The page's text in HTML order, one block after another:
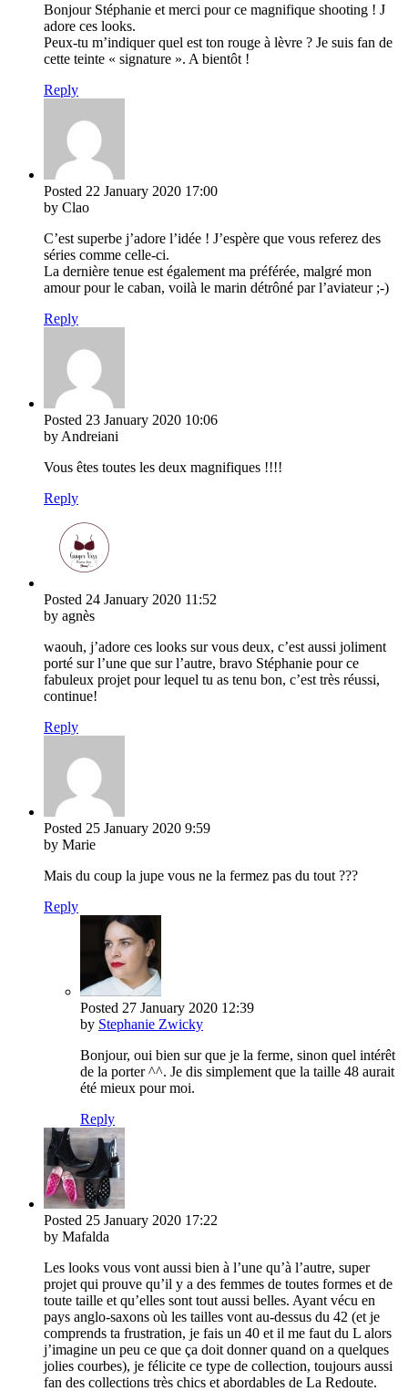
Bonjour Stéphanie et merci pour ce magnifique shooting ! J
adore ces looks.
Peux-tu m’indiquer quel est ton rouge à lèvre ? Je suis fan de
cette teinte « signature ». A bientôt !
Reply
Posted 22 January 2020 17:00
by Clao
C’est superbe j’adore l’idée ! J’espère que vous referez des
séries comme celle-ci.
La dernière tenue est également ma préférée, malgré mon
amour pour le caban, voilà le marin détrôné par l’aviateur ;-)
Reply
Posted 23 January 2020 10:06
by Andreiani
Vous êtes toutes les deux magnifiques !!!!
Reply
Posted 24 January 2020 11:52
by agnès
waouh, j’adore ces looks sur vous deux, c’est aussi joliment
porté sur l’une que sur l’autre, bravo Stéphanie pour ce
fabuleux projet pour lequel tu as tenu bon, c’est très réussi,
continue!
Reply
Posted 25 January 2020 9:59
by Marie
Mais du coup la jupe vous ne la fermez pas du tout ???
Reply
Posted 27 January 2020 12:39
by Stephanie Zwicky
Bonjour, oui bien sur que je la ferme, sinon quel intérêt
de la porter ^^. Je dis simplement que la taille 48 aurait
été mieux pour moi.
Reply
Posted 25 January 2020 17:22
by Mafalda
Les looks vous vont aussi bien à l’une qu’à l’autre, super
projet qui prouve qu’il y a des femmes de toutes formes et de
toute taille et qu’elles sont tout aussi belles. Ayant vécu en
pays anglo-saxons où les tailles vont au-dessus du 42 (et je
comprends ta frustration, je fais un 40 et il me faut du L alors
j’imagine un peu ce que ça doit donner quand on a quelques
jolies courbes), je félicite ce type de collection, toujours aussi
fan des collections très chics et abordables de La Redoute.